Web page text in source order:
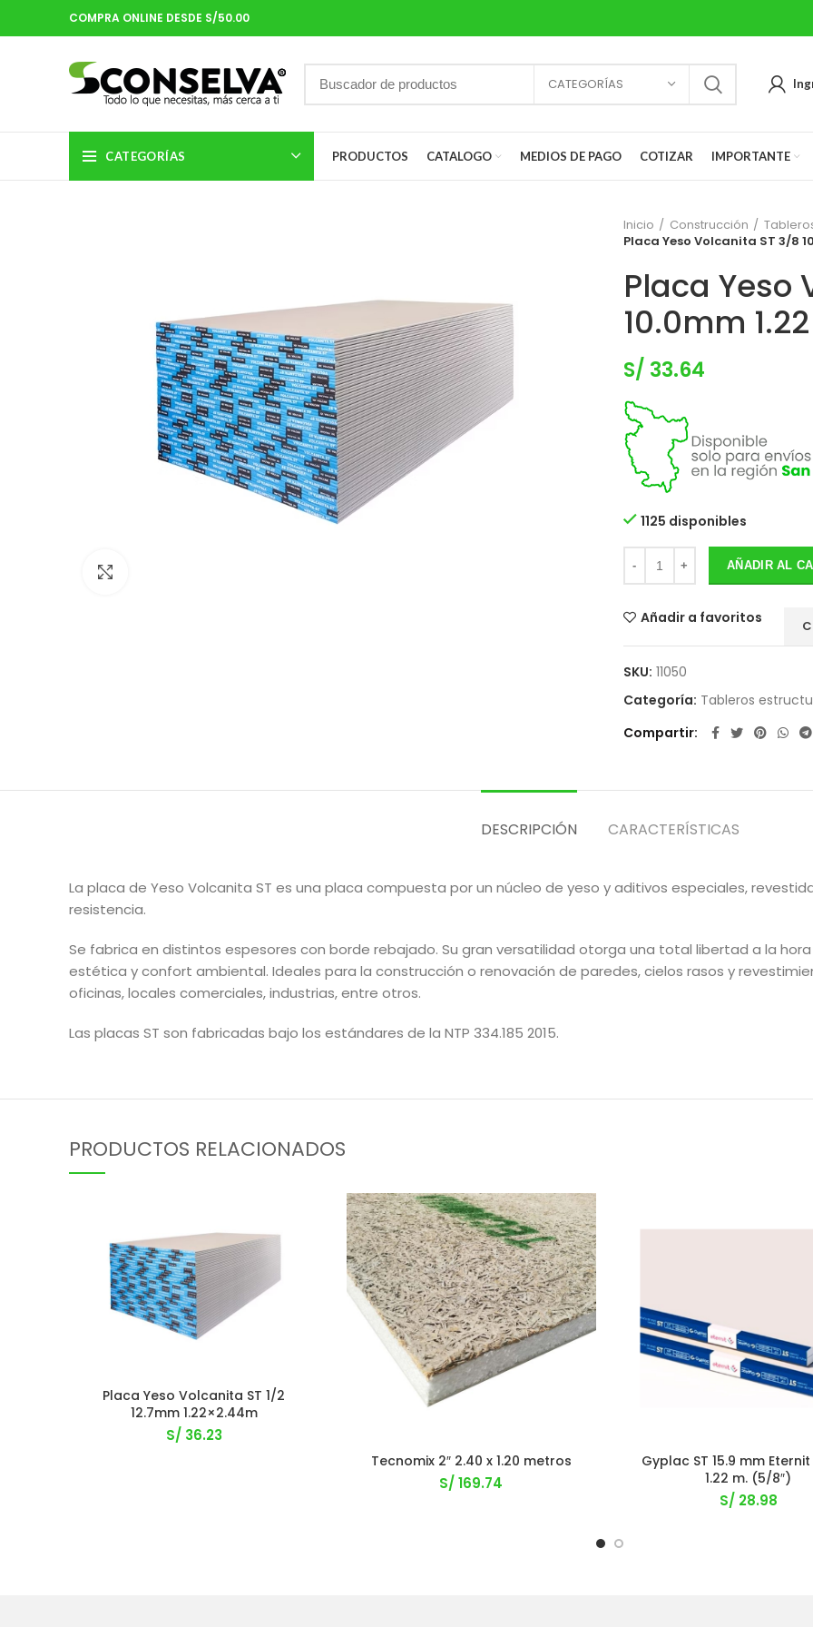
COMPRA ONLINE DESDE S/50.00
CATEGORÍAS
CATEGORÍAS PRODUCTOS CATALOGO MEDIOS DE PAGO COTIZAR IMPORTANTE
Inicio Construcción
Placa Yeso Volcanita ST 3/8
Placa Yeso
10.0mm
S/ 33.64
1125 disponibles
AÑADIR AL
Añadir a favoritos
SKU: 11050
Categoría: Tableros
Compartir
DESCRIPCIÓN CARACTERÍSTICAS
La placa de Yeso Volcanita ST es una placa compuesta por un núcleo de yeso y aditivos especiales,
resistencia.
Se fabrica en distintos espesores con borde rebajado. Su gran versatilidad otorga una total libertad a la
estética y confort ambiental. Ideales para la construcción o renovación de paredes, cielos rasos y
oficinas, locales comerciales, industrias, entre otros.
Las placas ST son fabricadas bajo los estándares de la NTP 334.185 2015.
PRODUCTOS RELACIONADOS
Placa Yeso Volcanita ST 1/2
12.7mm 1.22×2.44m
S/ 36.23
Tecnomix 2″ 2.40 x 1.20 metros
S/ 169.74
Gyplac ST 15.9 mm
1.22 m. (5/8″)
S/ 28.98